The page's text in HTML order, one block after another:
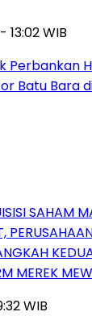
13:02 WIB
Perbankan
Batu Bara
SAHAM
MEREK
WIB